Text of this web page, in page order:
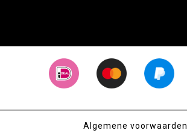
Algemene voorwaarden